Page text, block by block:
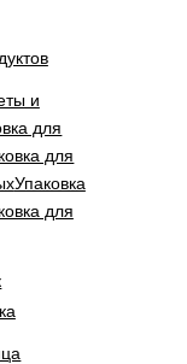
и
для
для
Упаковка
для